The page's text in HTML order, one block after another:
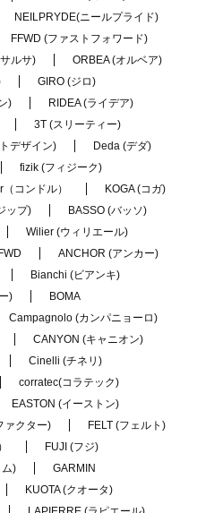
NEILPRYDE(ニールプライド)
FFWD (ファストフォワード)
ルサ)
ORBEA (オルベア)
GIRO (ジロ)
)
RIDEA (ライデア)
3T (スリーティー)
デザイン)
Deda (デダ)
fizik (フィジーク)
コンドル）
KOGA (コガ)
ップ)
BASSO (バッソ)
Wilier (ウィリエール)
ANCHOR (アンカー)
Bianchi (ビアンキ)
)
BOMA
Campagnolo (カンパニョーロ)
CANYON (キャニオン)
Cinelli (チネリ)
corratec(コラテック)
EASTON (イーストン)
ァクター)
FELT (フェルト)
FUJI (フジ)
)
GARMIN
KUOTA (クオータ)